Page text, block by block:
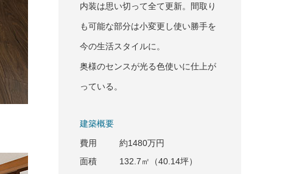
内装は思い切って全て更新。間取り
も可能な部分は小変更し使い勝手を
今の生活スタイルに。
奥様のセンスが光る色使いに仕上が
っている。
建築概要
費用
約1480万円
面積
132.7㎡（40.14坪）